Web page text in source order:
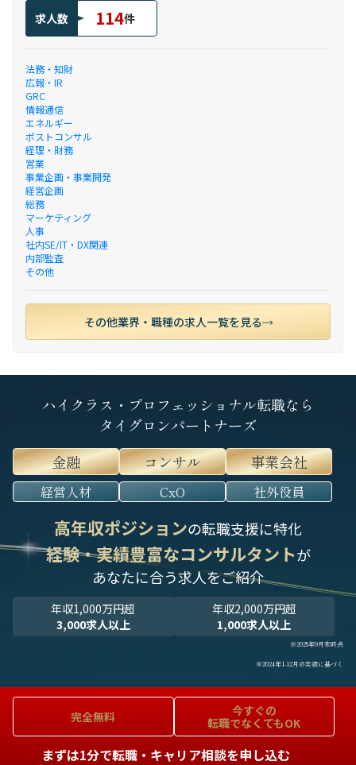
求人数 114件
法務・知財
広報・IR
GRC
情報通信
エネルギー
ポストコンサル
経理・財務
営業
事業企画・事業開発
経営企画
総務
マーケティング
人事
社内SE/IT・DX関連
内部監査
その他
その他業界・職種の求人一覧を見る
ハイクラス・プロフェッショナル転職なら
タイグロンパートナーズ
金融
コンサル 事業会社
経営人材 CxO 社外役員
高年収ポジションの転職支援に特化
経験・実績豊富なコンサルタントが
あなたに合う求人をご紹介
年収1,000万円超
3,000求人以上
年収2,000万円超
1,000求人以上
※2025年9月末時点
※2024年1-12月の実績に基づく
完全無料
今すぐの
転職でなくてもOK
まずは1分で転職・キャリア相談を申し込む